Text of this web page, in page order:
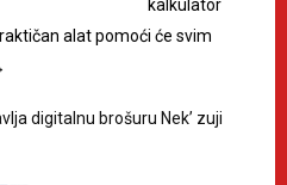
kalkulator
alat pomoći će svim
digitalnu brošuru Nek’ zuji